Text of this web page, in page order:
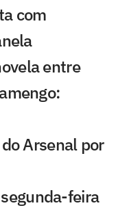
com
entre
Arsenal por
feira